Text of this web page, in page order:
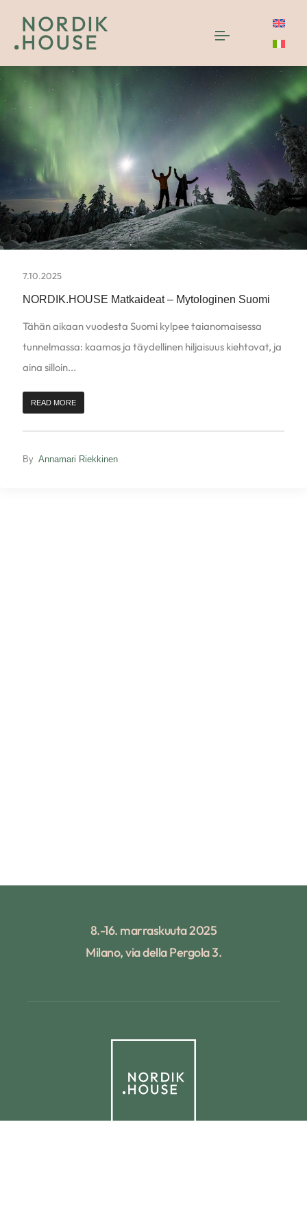
7.10.2025
NORDIK.HOUSE Matkaideat – Mytologinen Suomi
Tähän aikaan vuodesta Suomi kylpee taianomaisessa
tunnelmassa: kaamos ja täydellinen hiljaisuus kiehtovat, ja
aina silloin...
READ MORE
By Annamari Riekkinen
8.-16. marraskuuta 2025
Milano, via della Pergola 3.